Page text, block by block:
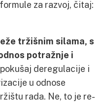
za razvoj, čitaj:
tržišnim silama, s
potražnje i
deregulacije i
u odnose
rada. Ne, to je re-